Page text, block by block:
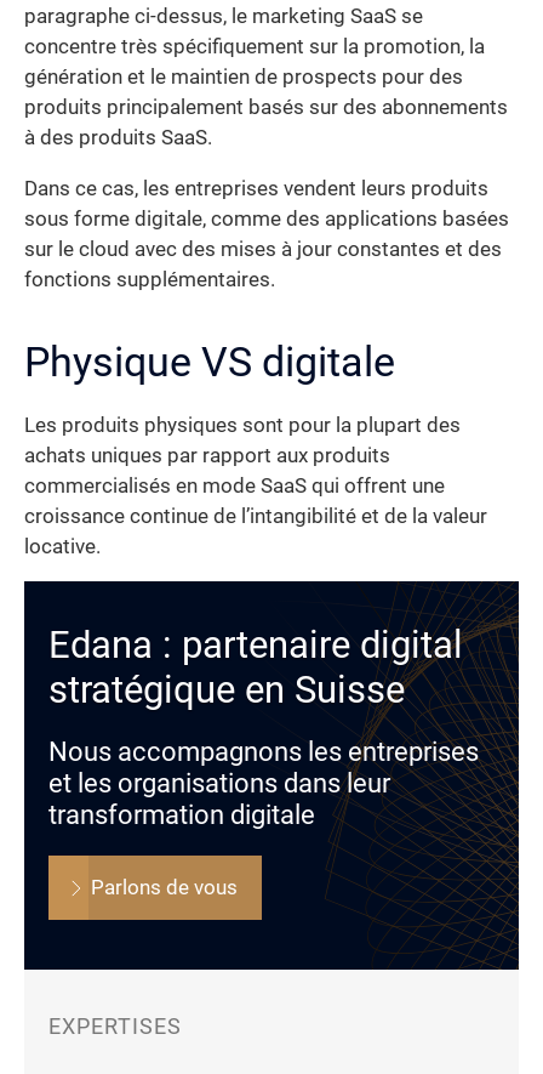
paragraphe ci-dessus, le marketing SaaS se
concentre très spécifiquement sur la promotion, la
génération et le maintien de prospects pour des
produits principalement basés sur des abonnements
à des produits SaaS.
Dans ce cas, les entreprises vendent leurs produits
sous forme digitale, comme des applications basées
sur le cloud avec des mises à jour constantes et des
fonctions supplémentaires.
Physique VS digitale
Les produits physiques sont pour la plupart des
achats uniques par rapport aux produits
commercialisés en mode SaaS qui offrent une
croissance continue de l’intangibilité et de la valeur
locative.
Edana : partenaire digital
stratégique en Suisse
Nous accompagnons les entreprises
et les organisations dans leur
transformation digitale
Parlons de vous
EXPERTISES